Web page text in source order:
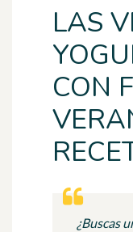
LAS
CON
¿Buscas